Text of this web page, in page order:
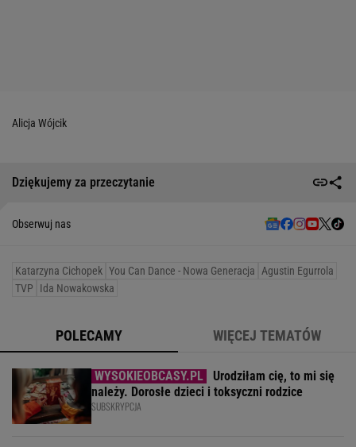
Alicja Wójcik
Dziękujemy za przeczytanie
Obserwuj nas
Katarzyna Cichopek You Can Dance - Nowa Generacja
Agustin Egurrola
TVP
Ida Nowakowska
POLECAMY WIĘCEJ TEMATÓW
Urodziłam cię, to mi się
należy. Dorosłe dzieci i toksyczni rodzice
SUBSKRYPCJA